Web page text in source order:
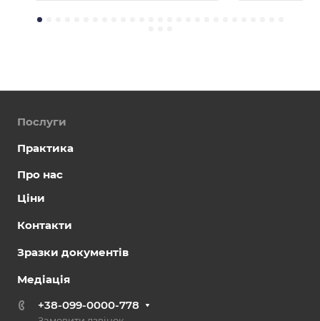
Послуги
Практика
Про нас
Ціни
Контакти
Зразки документів
Медіація
+38-099-0000-778